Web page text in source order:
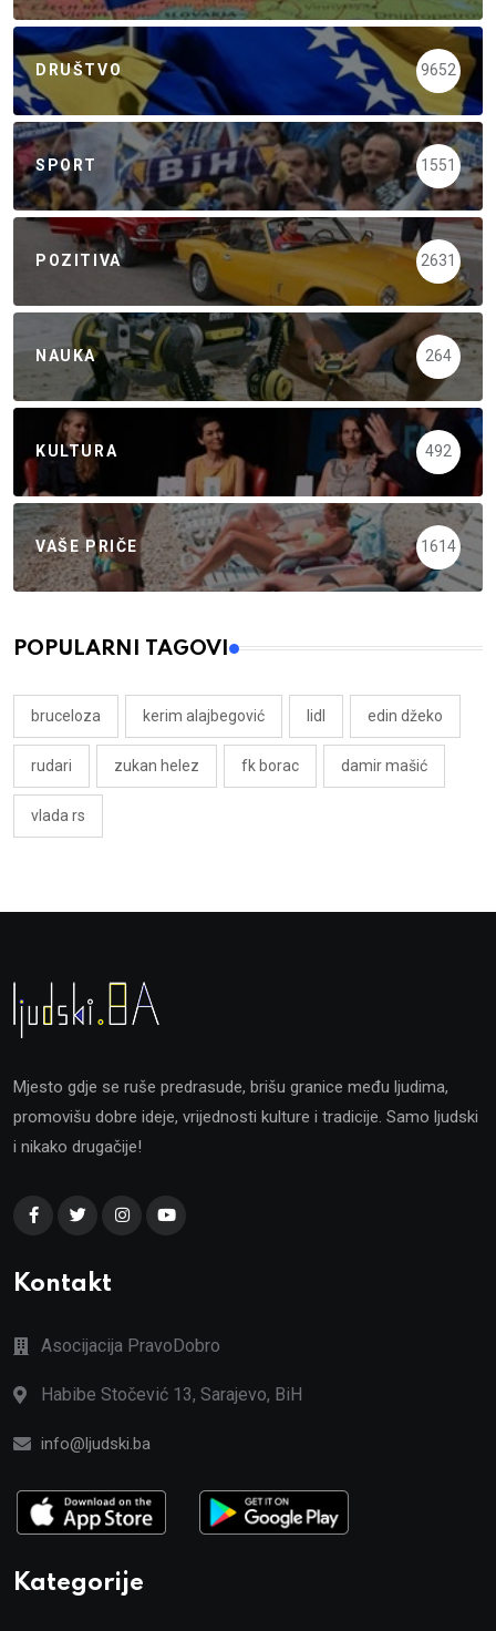
DRUŠTVO 9652
SPORT 1551
POZITIVA 2631
NAUKA 264
KULTURA 492
VAŠE PRIČE 1614
POPULARNI TAGOVI
bruceloza kerim alajbegović lidl edin džeko
rudari zukan helez fk borac damir mašić
vlada rs
Mjesto gdje se ruše predrasude, brišu granice među ljudima,
promovišu dobre ideje, vrijednosti kulture i tradicije. Samo ljudski
i nikako drugačije!
Kontakt
Asocijacija PravoDobro
Habibe Stočević 13, Sarajevo, BiH
info@ljudski.ba
Kategorije